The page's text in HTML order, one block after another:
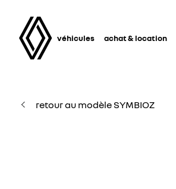
véhicules achat & location
retour au modèle SYMBIOZ